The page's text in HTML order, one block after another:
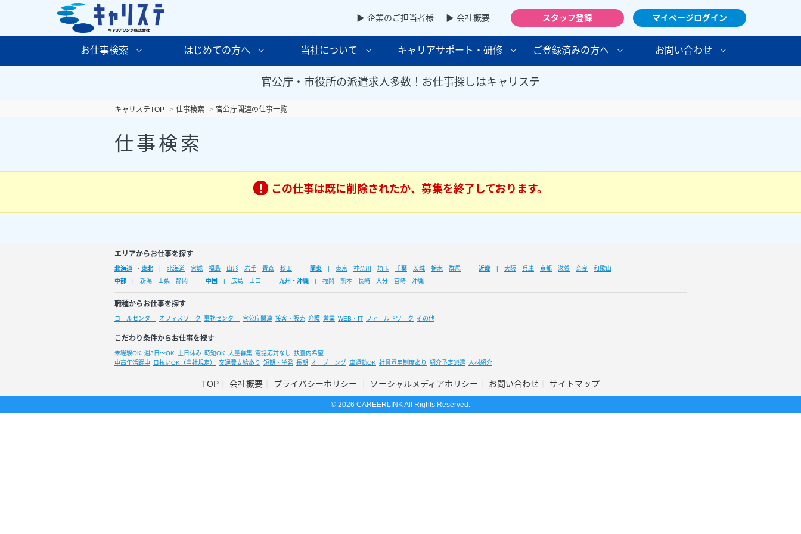
▶ 企業のご担当者様 ▶ 会社概要 スタッフ登録 マイページログイン
お仕事検索 はじめての方へ 当社について キャリアサポート・研修 ご登録済みの方へ お問い合わせ
官公庁・市役所の派遣求人多数！お仕事探しはキャリステ
キャリステTOP 仕事検索 官公庁関連の仕事一覧
仕事検索
この仕事は既に削除されたか、募集を終了しております。
エリアからお仕事を探す
北海道 ・ 東北 北海道 宮城 福島 山形 岩手 青森 秋田 関東 東京 神奈川 埼玉 千葉 茨城 栃木 群馬 近畿 大阪 兵庫 京都 滋賀 奈良
和歌山
中部
新潟 山梨 静岡 中国 広島 山口 九州・沖縄 福岡 熊本 長崎 大分 宮崎 沖縄
職種からお仕事を探す
コールセンター オフィスワーク 事務センター 官公庁関連 接客・販売 介護 営業 WEB・IT フィールドワーク その他
こだわり条件からお仕事を探す
未経験OK 週3日～OK 土日休み 時短OK 大量募集 電話応対なし 扶養内希望
中高年活躍中
日払いOK（当社規定） 交通費支給あり 短期・単発 長期 オープニング 車通勤OK 社員登用制度あり 紹介予定派遣 人材紹介
TOP 会社概要 プライバシーポリシー ソーシャルメディアポリシー お問い合わせ サイトマップ
© 2026 CAREERLINK All Rights Reserved.